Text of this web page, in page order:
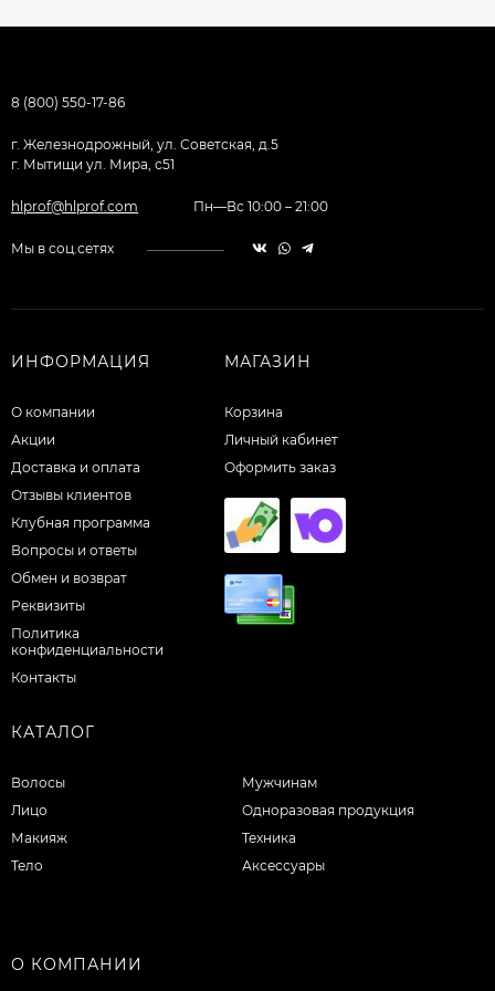
8 (800) 550-17-86
г. Железнодрожный, ул. Советская, д.5
г. Мытищи ул. Мира, с51
hlprof@hlprof.com Пн—Вс 10:00 – 21:00
Мы в соц.сетях
ИНФОРМАЦИЯ
О компании
Акции
Доставка и оплата
Отзывы клиентов
Клубная программа
Вопросы и ответы
Обмен и возврат
Реквизиты
Политика
конфиденциальности
Контакты
МАГАЗИН
Корзина
Личный кабинет
Оформить заказ
КАТАЛОГ
Волосы
Лицо
Макияж
Тело
Мужчинам
Одноразовая продукция
Техника
Аксессуары
О КОМПАНИИ